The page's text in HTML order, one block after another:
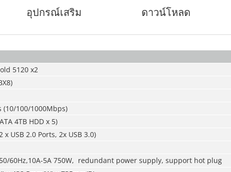
อุปกรณ์เสริม ดาวน์โหลด
5120 x2
(10/100/1000Mbps)
4TB HDD x 5)
x USB 2.0 Ports, 2x USB 3.0)
60Hz,10A-5A 750W, redundant power supply, support hot plug